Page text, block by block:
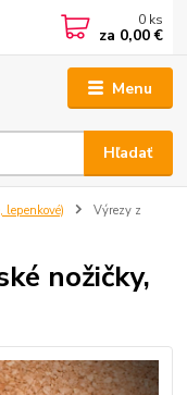
Menu
Hľadať
0 ks
za 0,00 €
lepenkové)
Výrezy z
nožičky,